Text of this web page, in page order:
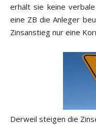
erhält sie keine
eine ZB die Anleger
Zinsanstieg nur eine
Derweil steigen die